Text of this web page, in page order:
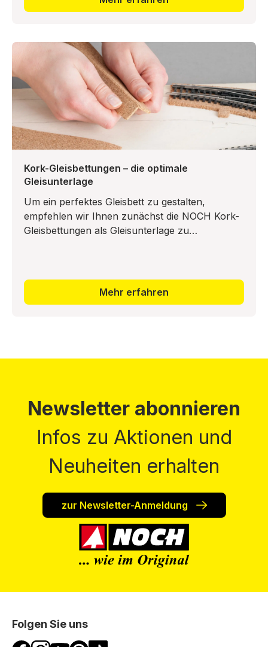
Kork-Gleisbettungen – die optimale
Gleisunterlage
Um ein perfektes Gleisbett zu gestalten,
empfehlen wir Ihnen zunächst die NOCH Kork-
Gleisbettungen als Gleisunterlage zu
Mehr erfahren
Newsletter abonnieren
Infos zu Aktionen und
Neuheiten erhalten
zur Newsletter-Anmeldung
Folgen Sie uns